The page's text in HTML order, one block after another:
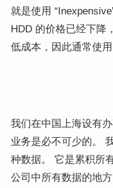
就是使用
HDD 的价格已经下降
低成本，因此通常使用
我们在中国上海设有
业务是必不可少的。
种数据。 它是累积所
公司中所有数据的地